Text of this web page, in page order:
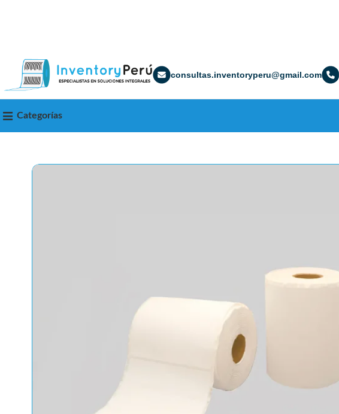
consultas.inventoryperu@gmail.com
Categorías